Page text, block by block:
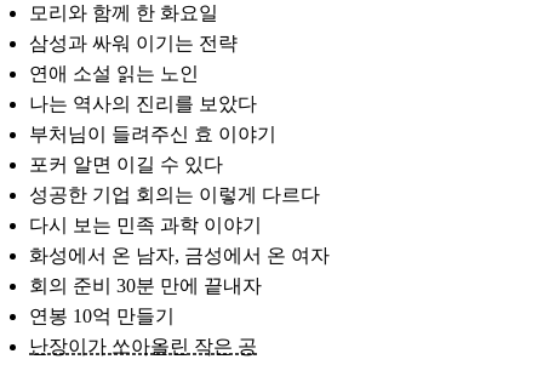
모리와 함께 한 화요일
삼성과 싸워 이기는 전략
연애 소설 읽는 노인
나는 역사의 진리를 보았다
부처님이 들려주신 효 이야기
포커 알면 이길 수 있다
성공한 기업 회의는 이렇게 다르다
다시 보는 민족 과학 이야기
화성에서 온 남자, 금성에서 온 여자
회의 준비 30분 만에 끝내자
연봉 10억 만들기
난장이가 쏘아올린 작은 공